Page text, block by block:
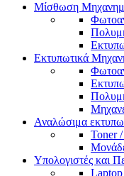
Μίσθωση
Εκτυπωτικά
Αναλώσιμα
Toner /
Υπολογιστές και
Laptop